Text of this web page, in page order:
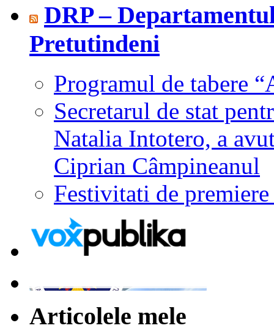
DRP –
Pretutindeni
Programul de tabere
Secretarul de stat
Natalia Intotero, a
Ciprian Câmpineanul
Festivitati de
Articolele mele